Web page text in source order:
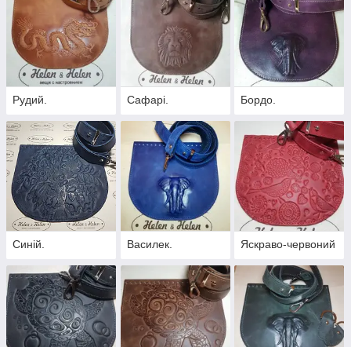
Дно жорсткі 20 х10 см
Ручка на ланцюгу 130 см. Розмір шкіряної частини
2,5 х40 см.
Внимание! Ціни за товар, вказані на сайті, дійсні тільки
для внутрішнього ринку України
Рудий. Сафарі. Бордо.
Синій. Василек. Яскраво-червоний